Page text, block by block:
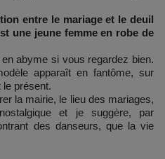
entre le mariage et le deuil
une jeune femme en robe de
abyme si vous regardez bien.
apparaît en fantôme, sur
le présent.
la mairie, le lieu des mariages,
et je suggère, par
des danseurs, que la vie